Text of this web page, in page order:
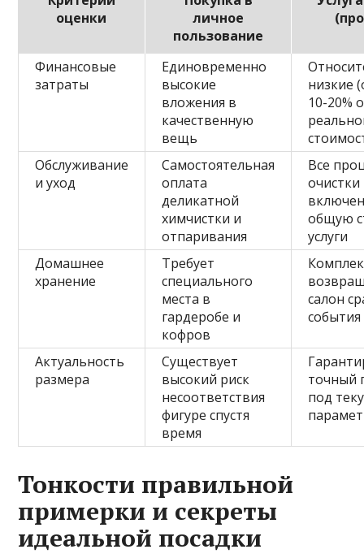
оценки
личное
пользование
Финансовые
затраты
Единовременно
высокие
вложения в
качественную
вещь
низкие
10-20%
Обслуживание
и уход
Самостоятельная
оплата
деликатной
химчистки и
отпаривания
Все
общую
услуги
Домашнее
хранение
Требует
специального
места в
гардеробе и
кофров
салон
события
Актуальность
размера
Существует
высокий риск
несоответствия
фигуре спустя
время
точный
под
Тонкости правильной
примерки и секреты
идеальной посадки